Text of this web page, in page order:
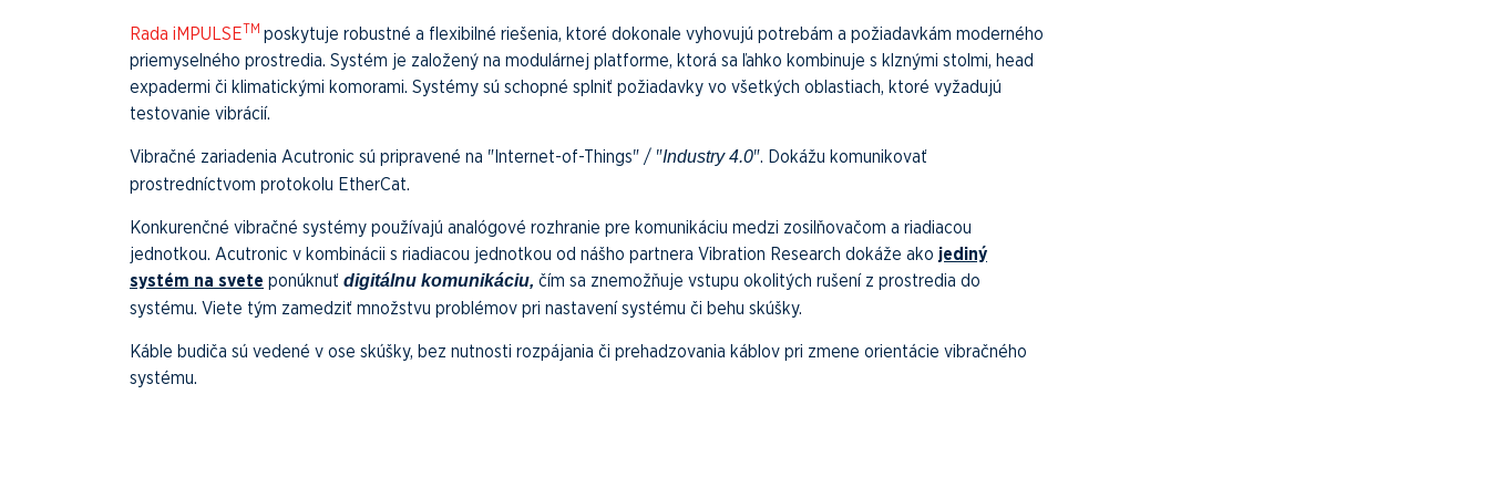
Rada iMPULSETM poskytuje robustné a flexibilné riešenia, ktoré dokonale vyhovujú potrebám a požiadavkám moderného
priemyselného prostredia. Systém je založený na modulárnej platforme, ktorá sa ľahko kombinuje s klznými stolmi, head
expadermi či klimatickými komorami. Systémy sú schopné splniť požiadavky vo všetkých oblastiach, ktoré vyžadujú
testovanie vibrácií.
Vibračné zariadenia Acutronic sú pripravené na "Internet-of-Things" / "Industry 4.0". Dokážu komunikovať
prostredníctvom protokolu EtherCat.
Konkurenčné vibračné systémy používajú analógové rozhranie pre komunikáciu medzi zosilňovačom a riadiacou
jednotkou. Acutronic v kombinácii s riadiacou jednotkou od nášho partnera Vibration Research dokáže ako jediný
systém na svete ponúknuť digitálnu komunikáciu, čím sa znemožňuje vstupu okolitých rušení z prostredia do
systému. Viete tým zamedziť množstvu problémov pri nastavení systému či behu skúšky.
Káble budiča sú vedené v ose skúšky, bez nutnosti rozpájania či prehadzovania káblov pri zmene orientácie vibračného
systému.